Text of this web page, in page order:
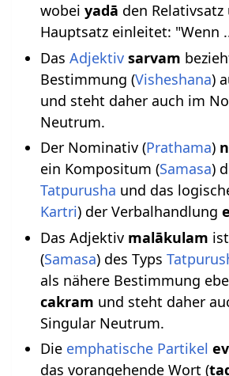
wobei yadā den Relativsatz
Hauptsatz einleitet: "Wenn
Das Adjektiv sarvam
Bestimmung (Visheshana)
und steht daher auch im
Neutrum.
Der Nominativ (Prathama)
ein Kompositum (Samasa)
Tatpurusha und das
Kartri) der Verbalhandlung
Das Adjektiv malākulam
(Samasa) des Typs
als nähere Bestimmung
cakram und steht daher
Singular Neutrum.
Die emphatische Partikel
das vorangehende Wort (